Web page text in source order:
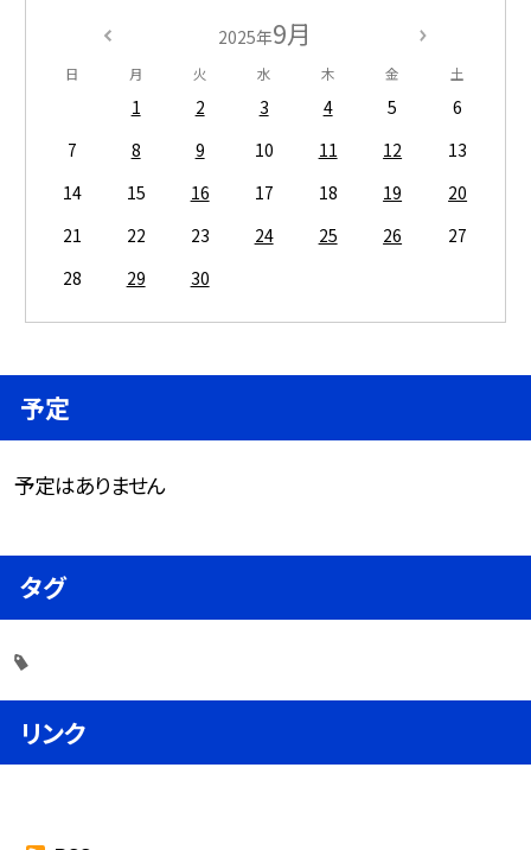
2025年9月
日 月 火 水 木 金 土
1 2 3 4 5
6
7
8 9 10 11 12
13
14
15 16 17 18 19
20
21
22 23 24 25 26
27
28
29 30
予定
予定はありません
タグ
リンク